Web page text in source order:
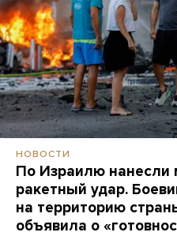
НОВОСТИ
По Израилю нанесли
ракетный удар.
на территорию
объявила о